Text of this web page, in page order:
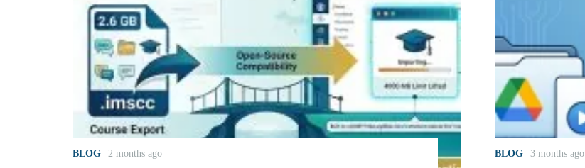
BLOG 2 months ago BLOG 3 months ago